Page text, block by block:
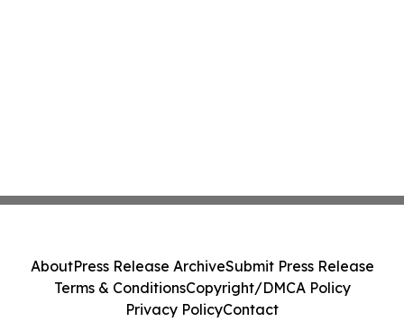
AboutPress Release ArchiveSubmit Press Release
Terms & ConditionsCopyright/DMCA Policy
Privacy PolicyContact